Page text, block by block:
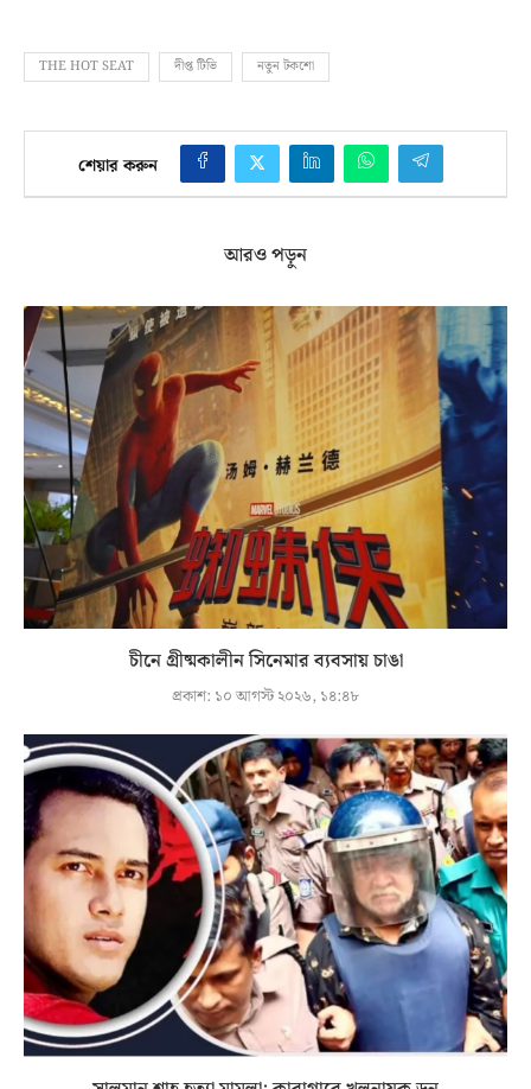
THE HOT SEAT দীপ্ত টিভি নতুন টকশো
শেয়ার করুন
আরও পড়ুন
চীনে গ্রীষ্মকালীন সিনেমার ব্যবসায় চাঙা
প্রকাশ: ১০ আগস্ট ২০২৬, ১৪:৪৮